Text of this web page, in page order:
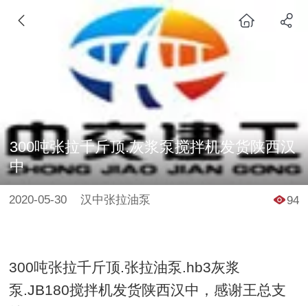
300吨张拉千斤顶.灰浆泵搅拌机发货陕西汉
中
2020-05-30 汉中张拉油泵 94
300吨张拉千斤顶.张拉油泵.hb3灰浆
泵.JB180搅拌机发货陕西汉中，感谢王总支